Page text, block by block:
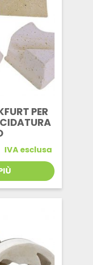
PER
IVA esclusa